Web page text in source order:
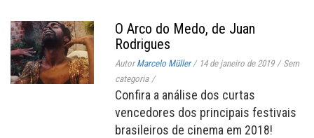
O Arco do Medo, de Juan
Rodrigues
AutorMarcelo Müller / 14 de janeiro de 2019 / Sem
categoria /
Confira a análise dos curtas
vencedores dos principais festivais
brasileiros de cinema em 2018!